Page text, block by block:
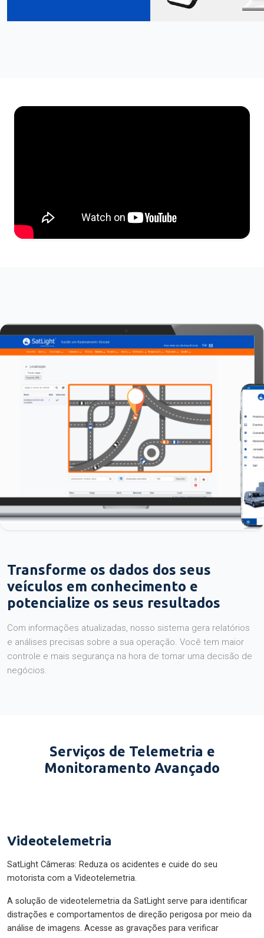
Transforme os dados dos seus
veículos em conhecimento e
potencialize os seus resultados
Com informações atualizadas, nosso sistema gera relatórios
e análises precisas sobre a sua operação. Você tem maior
controle e mais segurança na hora de tomar uma decisão de
negócios.
Serviços de Telemetria e
Monitoramento Avançado
Videotelemetria
SatLight Câmeras: Reduza os acidentes e cuide do seu
motorista com a Videotelemetria.
A solução de videotelemetria da SatLight serve para identificar
distrações e comportamentos de direção perigosa por meio da
análise de imagens. Acesse as gravações para verificar